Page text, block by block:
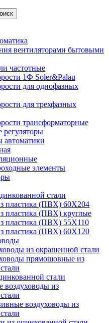
вентиляторами бытовыми
частотные
1Ф Soler&Palau
для однофазных
для трехфазных
трансформаторные
регуляторы
элементы
стали
пластика (ПВХ) 60Х204
пластика (ПВХ) круглые
пластика (ПВХ) 55Х110
пластика (ПВХ) 60Х120
из окрашенной стали
прямошовные из
стали
воздуховоды из
воздуховоды из